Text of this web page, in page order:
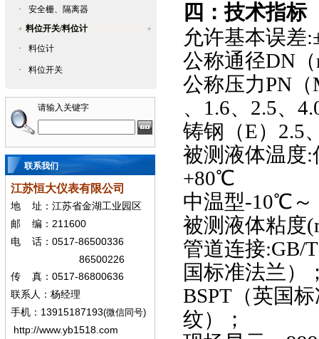
·
安全栅、隔离器
料位开关/料位计
·
料位计
· 料位开关
请输入关键字
联系我们
江苏恒大仪表有限公司
地
址：江苏省金湖工业园区
邮
编： 211600
电 话： 0517-86500336
86500226
传 真： 0517-86800636
联系人：杨经理
手机 ： 13915187193(微信同号)
http://www.yb1518.com
四：技术指标
允许基本误差
公称通径DN
公称压力PN（
、1.6、2.5、
铸钢（E）2.5
被测液体温
+80℃
中温型-10℃
被测液体粘度
管道连接:GB/
国标准法兰）
BSPT（英国
纹）；